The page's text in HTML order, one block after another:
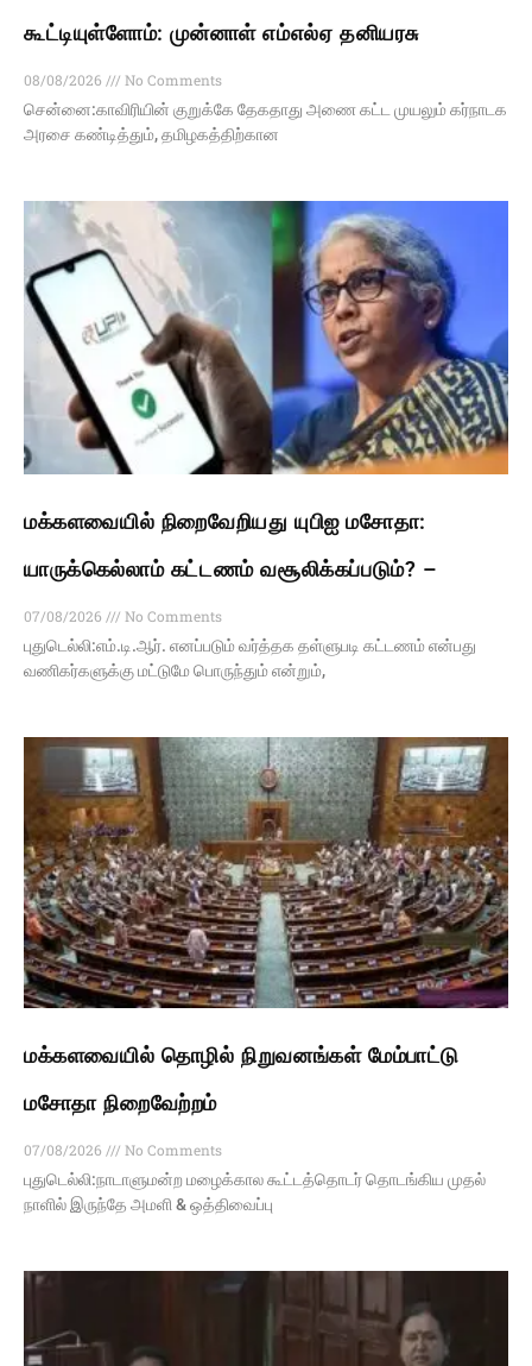
கூட்டியுள்ளோம்: முன்னாள் எம்எல்ஏ தனியரசு
08/08/2026
No Comments
சென்னை:காவிரியின் குறுக்கே தேகதாது அணை கட்ட முயலும் கர்நாடக
அரசை கண்டித்தும், தமிழகத்திற்கான
மக்களவையில் நிறைவேறியது யுபிஐ மசோதா:
யாருக்கெல்லாம் கட்டணம் வசூலிக்கப்படும்? –
07/08/2026
No Comments
புதுடெல்லி:எம்.டி.ஆர். எனப்படும் வர்த்தக தள்ளுபடி கட்டணம் என்பது
வணிகர்களுக்கு மட்டுமே பொருந்தும் என்றும்,
மக்களவையில் தொழில் நிறுவனங்கள் மேம்பாட்டு
மசோதா நிறைவேற்றம்
07/08/2026
No Comments
புதுடெல்லி:நாடாளுமன்ற மழைக்கால கூட்டத்தொடர் தொடங்கிய முதல்
நாளில் இருந்தே அமளி & ஒத்திவைப்பு